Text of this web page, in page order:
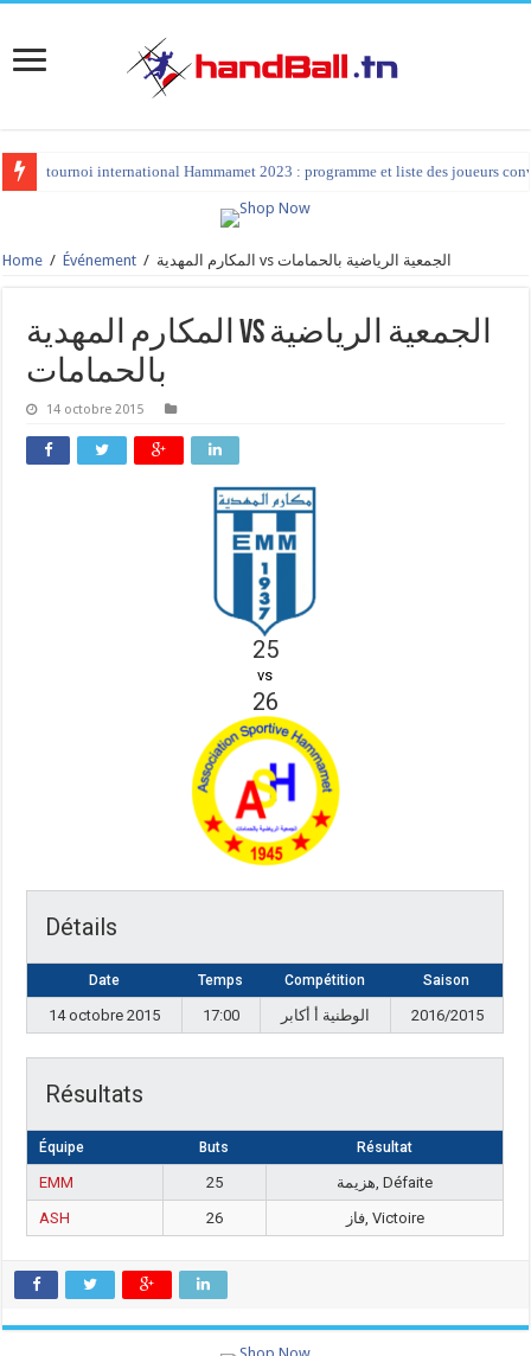
tournoi international Hammamet 2023 : programme et liste des joueurs
Home / Événement / المكارم المهدية vs الجمعية الرياضية بالحمامات
المكارم المهدية vs الجمعية الرياضية
بالحمامات
14 octobre 2015
25
vs
26
Détails
Date Temps Compétition Saison
14 octobre 2015 17:00 الوطنية أ أكابر 2016/2015
Résultats
Équipe Buts Résultat
EMM 25
هزيمة, Défaite
ASH
26 فاز, Victoire